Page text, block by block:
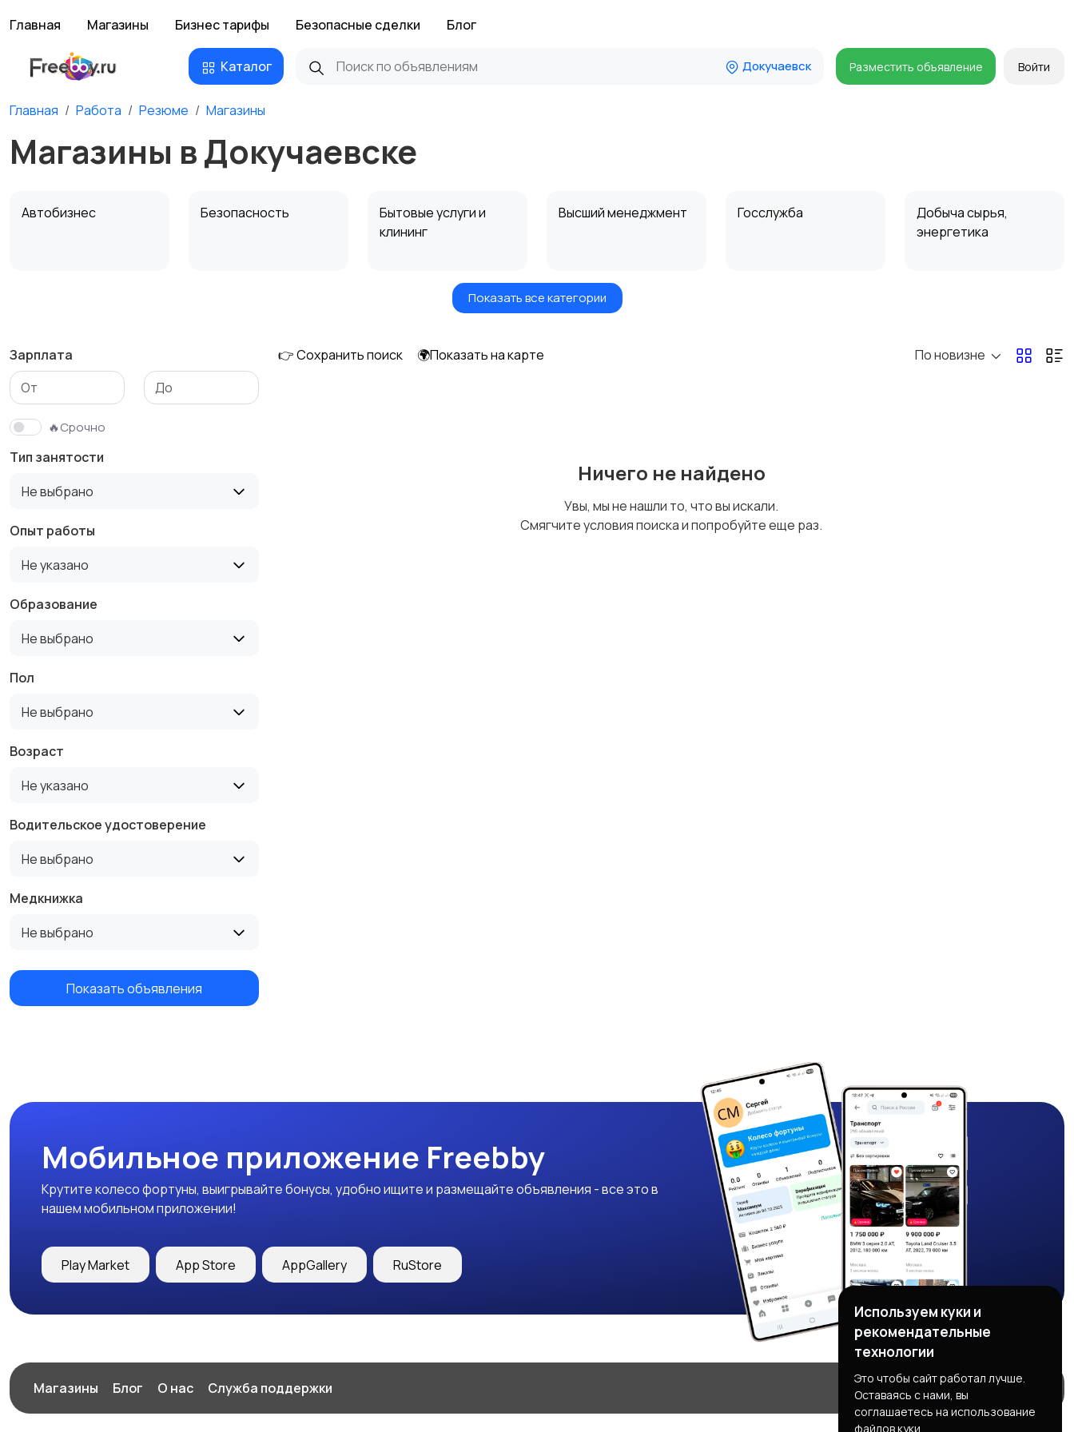
Главная Магазины Бизнес тарифы Безопасные сделки Блог
Каталог Докучаевск Разместить объявление Войти
Главная Работа Резюме Магазины
Магазины в Докучаевске
Автобизнес Безопасность
Бытовые услуги и
клининг
Высший менеджмент Госслужба
Добыча сырья,
энергетика
Информационные
Искусство и
Медицина Начало карьеры
Производство
Рестораны и
Показать все категории
Зарплата
🔥Срочно
Тип занятости
Не выбрано
Опыт работы
Не указано
Образование
Не выбрано
Пол
Не выбрано
Возраст
Не указано
Водительское удостоверение
Не выбрано
Медкнижка
Не выбрано
Показать объявления
👉 Сохранить поиск 🌍Показать на карте По новизне
Ничего не найдено
Увы, мы не нашли то, что вы искали.
Смягчите условия поиска и попробуйте еще раз.
Мобильное приложение Freebby
Крутите колесо фортуны, выигрывайте бонусы, удобно ищите и размещайте объявления - все это в
нашем мобильном приложении!
Play Market App Store AppGallery RuStore
Магазины Блог О нас Служба поддержки
Используем куки и
рекомендательные
технологии
Это чтобы сайт работал лучше.
Оставаясь с нами, вы
соглашаетесь на использование
файлов куки.